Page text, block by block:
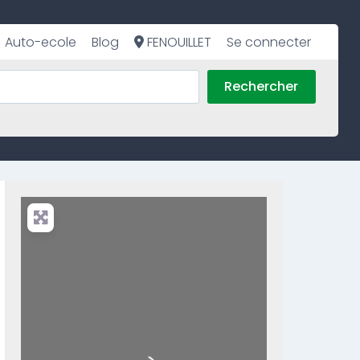
Auto-ecole Blog FENOUILLET Se connecter
Rechercher